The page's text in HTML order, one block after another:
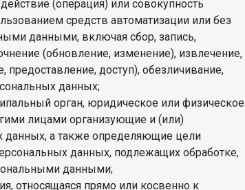
(операция) или совокупность
средств автоматизации или без
данными, включая сбор, запись,
(обновление, изменение), извлечение,
предоставление, доступ), обезличивание,
данных;
орган, юридическое или физическое
лицами организующие и (или)
данных, а также определяющие цели
данных, подлежащих обработке,
данными;
относящаяся прямо или косвенно к